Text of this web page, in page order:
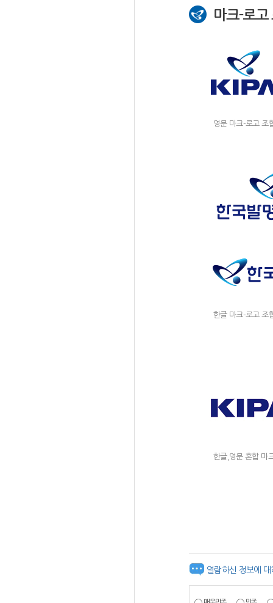
영문 마크-로고 조
한글 마크-로고 조
한글,영문 혼합 마
열람하신 정보에